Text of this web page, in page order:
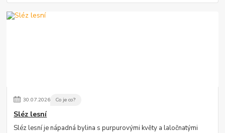
30.07.2026 Co je co?
Sléz lesní
Sléz lesní je nápadná bylina s purpurovými květy a laločnatými